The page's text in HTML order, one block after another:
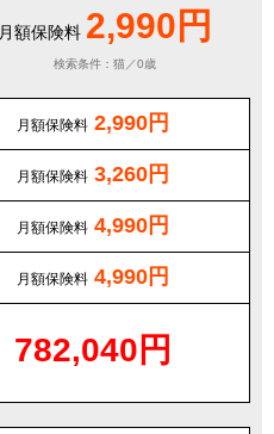
月額保険料 2,990円
検索条件：猫／0歳
月額保険料 2,990円
月額保険料 3,260円
月額保険料 4,990円
月額保険料 4,990円
782,040円